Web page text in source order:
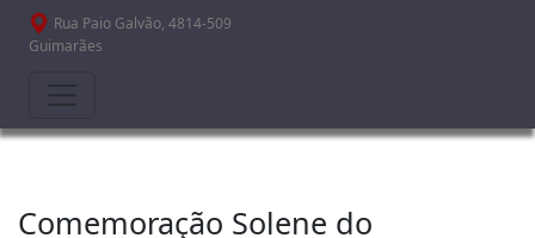
Passar para o conteúdo principal
Rua Paio Galvão, 4814-509
Guimarães
Comemoração Solene do